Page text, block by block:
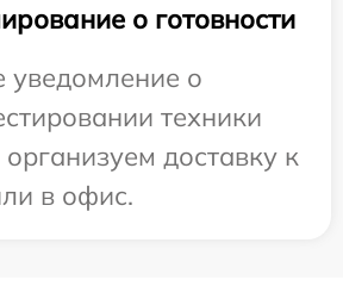
о готовности
уведомление о
техники
доставку к
в офис.